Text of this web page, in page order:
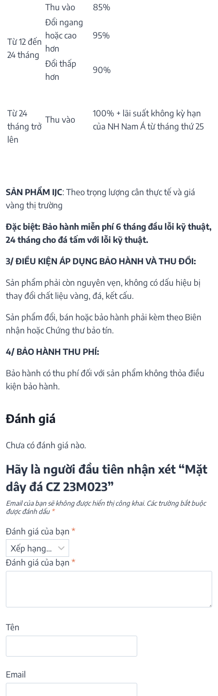
Từ 12 đến
24 tháng
Thu vào
85%
Đổi ngang
hoặc cao
hơn
95%
Đổi thấp
hơn
90%
Từ 24
tháng trở
lên
Thu vào
100% + lãi suất không kỳ hạn
của NH Nam Á từ tháng thứ 25
SẢN PHẨM IJC: Theo trọng lượng cân thực tế và giá
vàng thị trường
Đặc biệt: Bảo hành miễn phí 6 tháng đầu lỗi kỹ thuật,
24 tháng cho đá tấm với lỗi kỹ thuật.
3/ ĐIỀU KIỆN ÁP DỤNG BẢO HÀNH VÀ THU ĐỒI:
Sản phẩm phải còn nguyên vẹn, không có dấu hiệu bị
thay đổi chất liệu vàng, đá, kết cấu.
Sản phẩm đổi, bán hoặc bảo hành phải kèm theo Biên
nhận hoặc Chứng thư bảo tín.
4/ BẢO HÀNH THU PHÍ:
Bảo hành có thu phí đối với sản phẩm không thỏa điều
kiện bảo hành.
Đánh giá
Chưa có đánh giá nào.
Hãy là người đầu tiên nhận xét “Mặt
dây đá CZ 23M023”
Email của bạn sẽ không được hiển thị công khai. Các trường bắt buộc
được đánh dấu *
Đánh giá của bạn *
Đánh giá của bạn *
Tên
Email